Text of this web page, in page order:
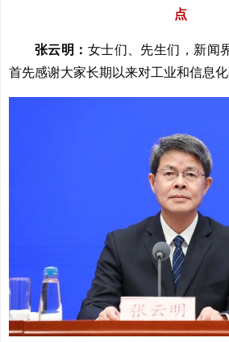
点
张云明： 女士们、先生们，新闻
首先感谢大家长期以来对工业和信息化